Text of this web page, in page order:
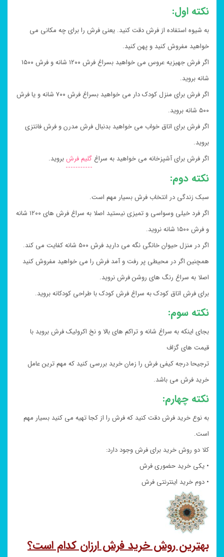
نکته اول:
به شیوه استفاده از فرش دقت کنید. یعنی فرش را برای چه مکانی می
خواهید مفروش کنید و پهن کنید.
اگر فرش جهیزیه عروس می خواهید بسراغ فرش ۱۲۰۰ شانه و فرش ۱۵۰۰
شانه بروید.
اگر فرش برای منزل کودک دار می خواهید بسراغ فرش ۷۰۰ شانه و یا فرش
۵۰۰ شانه بروید.
اگر فرش برای اتاق خواب می خواهید بدنبال فرش مدرن و فرش فانتزی
بروید.
اگر فرش برای آشپزخانه می خواهید به سراغ گلیم فرشبروید.
نکته دوم:
سبک زندگی در انتخاب فرش بسیار مهم است.
اگر فرد خیلی وسواسی و تمیزی نیستید اصلا به سراغ فرش های ۱۲۰۰ شانه
و فرش ۱۵۰۰ شانه نروید.
اگر در منزل حیوان خانگی نگه می دارید فرش ۵۰۰ شانه کفایت می کند.
همچنین اگر در محیطی پر رفت و آمد فرش را می خواهید مفروش کنید
اصلا به سراغ رنگ های روشن فرش نروید.
برای فرش اتاق کودک به سراغ فرش کودک با طراحی کودکانه بروید.
نکته سوم:
بجای اینکه به سراغ شانه و تراکم های بالا و نخ اکرولیک فرش بروید با
قیمت های گزاف
ترجیحا درجه کیفی فرش را زمان خرید بررسی کنید که مهم ترین عامل
خرید فرش می باشد.
نکته چهارم:
به نوع خرید فرش دقت کنید که فرش را از کجا تهیه می کنید بسیار مهم
است.
کلا دو روش خرید برای فرش وجود دارد:
• یکی خرید حضوری فرش
• دوم خرید اینترنتی فرش
بهترین روش خرید فرش ارزان کدام است؟